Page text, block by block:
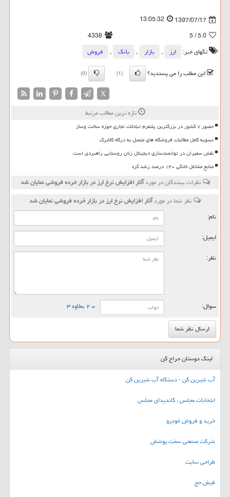
1397/07/17
13:05:32
5.0
/ 5
4338
تگهای خبر:
ارز , بازار , بانك ,
فروش
این مطلب را می پسندید؟
(1)
(0)
X
تازه ترین مطالب مرتبط
حضور ۷ کشور در بزرگترین پلتفرم تبادلات تجاری حوزه ساخت وساز
تسویه کامل مطالبات فروشگاه های متصل به درگاه کالابرگ
نقش سفیران در توانمندسازی دیجیتال زنان روستایی راهبردی است
منابع مشاغل خانگی ۱۴۰ درصد رشد کرد
نظرات بینندگان در موردآثار افزایش نرخ ارز در بازار خرده فروشی نمایان شد
نظر شما در موردآثار افزایش نرخ ارز در بازار خرده فروشی نمایان شد
نام:
ایمیل:
نظر:
سوال: = ۲ بعلاوه ۳
لینک دوستان حراج کن
آب شیرین کن - دستگاه آب شیرین کن
انتخابات مجلس ، کاندیدای مجلس
خرید و فروش خودرو
شرکت صنعتی سخت پوشش
طراحی سایت
فیش حج